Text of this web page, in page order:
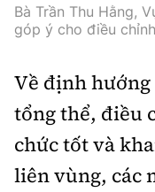
Bà Trần Thu Hằng,
góp ý cho điều
Về định
tổng thể, điều
chức tốt và
liên vùng, các